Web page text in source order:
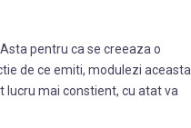
pentru ca se creeaza o
de ce emiti, modulezi aceasta
lucru mai constient, cu atat va